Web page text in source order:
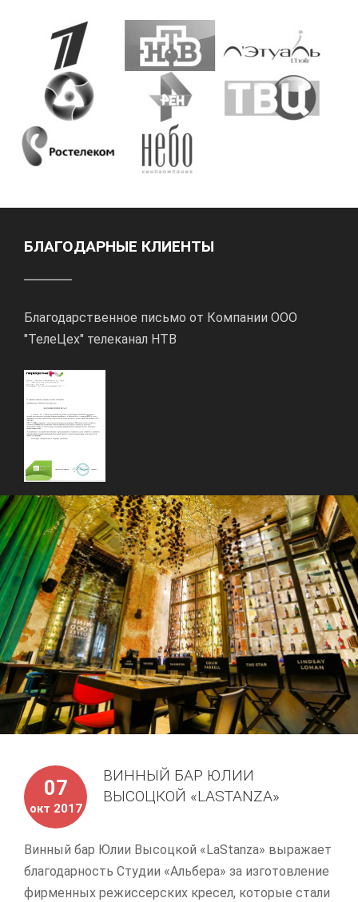
БЛАГОДАРНЫЕ КЛИЕНТЫ
Благодарственное письмо от Компании ООО
"ТелеЦех" телеканал НТВ
07
окт 2017
ВИННЫЙ БАР ЮЛИИ
ВЫСОЦКОЙ «LASTANZA»
Винный бар Юлии Высоцкой «LaStanza» выражает
благодарность Студии «Альбера» за изготовление
фирменных режиссерских кресел, которые стали